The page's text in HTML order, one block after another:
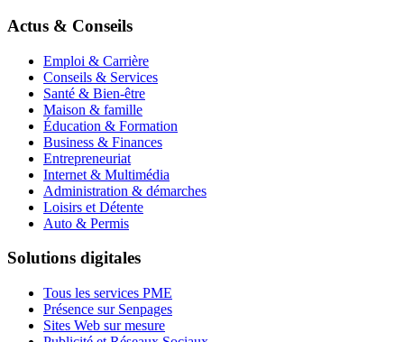
Actus & Conseils
Emploi & Carrière
Conseils & Services
Santé & Bien-être
Maison & famille
Éducation & Formation
Business & Finances
Entrepreneuriat
Internet & Multimédia
Administration & démarches
Loisirs et Détente
Auto & Permis
Solutions digitales
Tous les services PME
Présence sur Senpages
Sites Web sur mesure